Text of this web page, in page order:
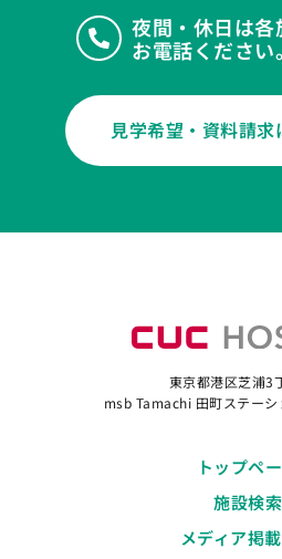
夜間・休日は各
お電話ください。
見学希望・資料請求
東京都港区芝浦3
msb Tamachi 田町ステー
トップペ
施設検索
メディア掲